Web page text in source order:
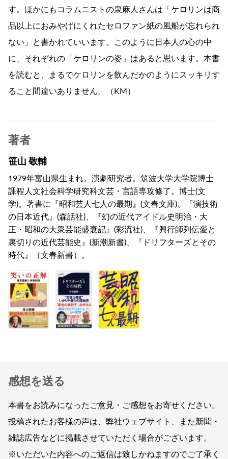
す。ほかにもコラムニストの泉麻人さんは「ケロリンは商
品以上におみやげにくれたセロファン紙の風船が忘れられ
ない」と書かれていいます。このように日本人の心の中
に、それぞれの「ケロリンの姿」はあると思います。本書
を読むと、まるでケロリンを飲んだかのようにスッキリす
ること間違いありません。（KM）
著者
笹山 敬輔
1979年富山県生まれ。演劇研究者。筑波大学大学院博士
課程人文社会科学研究科文芸・言語専攻修了。博士(文
学)。著書に『昭和芸人七人の最期』(文春文庫)、『演技術
の日本近代』(森話社)、『幻の近代アイドル史明治・大
正・昭和の大衆芸能盛衰記』(彩流社)、『興行師列伝愛と
裏切りの近代芸能史』(新潮新書)、『ドリフターズとその
時代』（文春新書）。
感想を送る
本書をお読みになったご意見・ご感想をお寄せください。
投稿されたお客様の声は、弊社ウェブサイト、また新聞・
雑誌広告などに掲載させていただく場合がございます。
※いただいた内容へのご返信は致しかねますのでご了承く